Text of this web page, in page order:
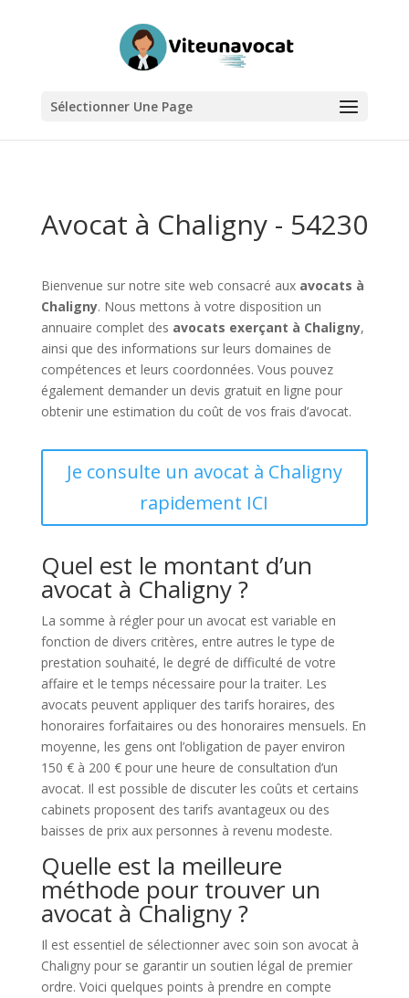
Sélectionner Une Page
Avocat à Chaligny - 54230
Bienvenue sur notre site web consacré aux avocats à
Chaligny. Nous mettons à votre disposition un
annuaire complet des avocats exerçant à Chaligny,
ainsi que des informations sur leurs domaines de
compétences et leurs coordonnées. Vous pouvez
également demander un devis gratuit en ligne pour
obtenir une estimation du coût de vos frais d’avocat.
Je consulte un avocat à Chaligny
rapidement ICI
Quel est le montant d’un
avocat à Chaligny ?
La somme à régler pour un avocat est variable en
fonction de divers critères, entre autres le type de
prestation souhaité, le degré de difficulté de votre
affaire et le temps nécessaire pour la traiter. Les
avocats peuvent appliquer des tarifs horaires, des
honoraires forfaitaires ou des honoraires mensuels. En
moyenne, les gens ont l’obligation de payer environ
150 € à 200 € pour une heure de consultation d’un
avocat. Il est possible de discuter les coûts et certains
cabinets proposent des tarifs avantageux ou des
baisses de prix aux personnes à revenu modeste.
Quelle est la meilleure
méthode pour trouver un
avocat à Chaligny ?
Il est essentiel de sélectionner avec soin son avocat à
Chaligny pour se garantir un soutien légal de premier
ordre. Voici quelques points à prendre en compte